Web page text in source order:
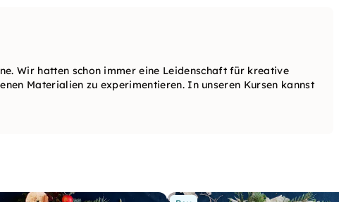
Wir hatten schon immer eine Leidenschaft für kreative
Materialien zu experimentieren. In unseren Kursen kannst